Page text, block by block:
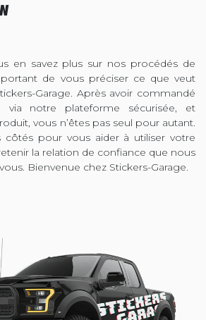
en savez plus sur nos procédés de
de vous préciser ce que veut
Garage. Après avoir commandé
via notre plateforme sécurisée, et
vous n’êtes pas seul pour autant.
côtés pour vous aider à utiliser votre
la relation de confiance que nous
Bienvenue chez Stickers-Garage.